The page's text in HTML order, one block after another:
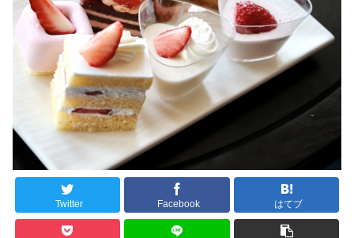
Twitter Facebook はてブ